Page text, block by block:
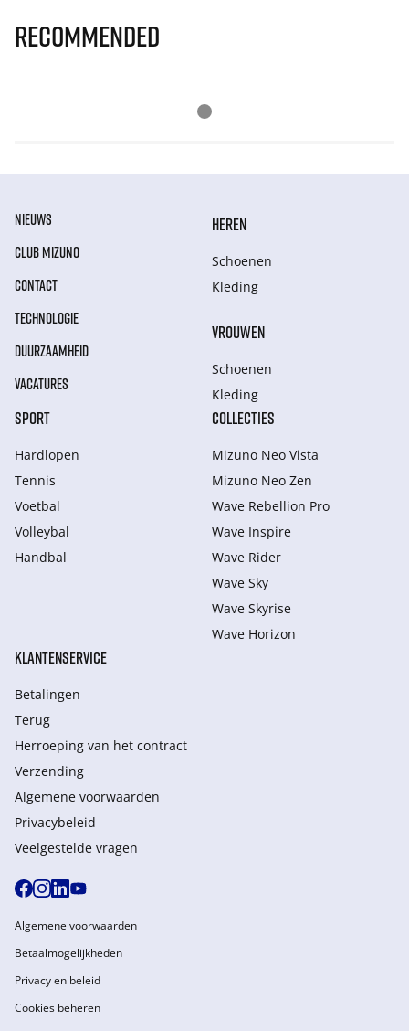
Recommended
NIEUWS
CLUB MIZUNO
CONTACT
TECHNOLOGIE
DUURZAAMHEID
VACATURES
HEREN
Schoenen
Kleding
VROUWEN
Schoenen
Kleding
SPORT
Hardlopen
Tennis
Voetbal
Volleybal
Handbal
COLLECTIES
Mizuno Neo Vista
Mizuno Neo Zen
Wave Rebellion Pro
Wave Inspire
Wave Rider
Wave Sky
Wave Skyrise
Wave Horizon
KLANTENSERVICE
Betalingen
Terug
Herroeping van het contract
Verzending
Algemene voorwaarden
Privacybeleid
Veelgestelde vragen
Algemene voorwaarden
Betaalmogelijkheden
Privacy en beleid
Cookies beheren